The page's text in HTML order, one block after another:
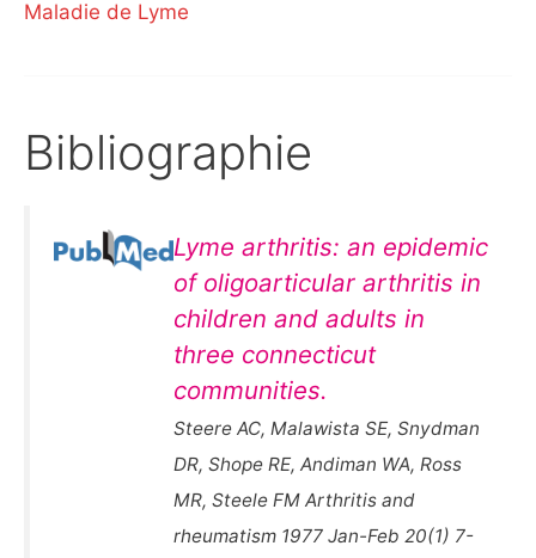
Maladie de Lyme
Bibliographie
Lyme arthritis: an epidemic
of oligoarticular arthritis in
children and adults in
three connecticut
communities.
Steere AC, Malawista SE, Snydman
DR, Shope RE, Andiman WA, Ross
MR, Steele FM Arthritis and
rheumatism 1977 Jan-Feb 20(1) 7-